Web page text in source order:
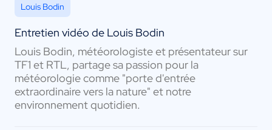
Louis Bodin
Entretien vidéo de Louis Bodin
Louis Bodin, météorologiste et présentateur sur
TF1 et RTL, partage sa passion pour la
météorologie comme "porte d'entrée
extraordinaire vers la nature" et notre
environnement quotidien.